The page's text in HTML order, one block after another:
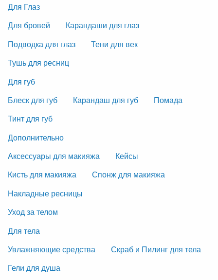
Для Глаз
Для бровей
Карандаши для глаз
Подводка для глаз
Тени для век
Тушь для ресниц
Для губ
Блеск для губ
Карандаш для губ
Помада
Тинт для губ
Дополнительно
Аксессуары для макияжа
Кейсы
Кисть для макияжа
Спонж для макияжа
Накладные ресницы
Уход за телом
Для тела
Увлажняющие средства
Скраб и Пилинг для тела
Гели для душа